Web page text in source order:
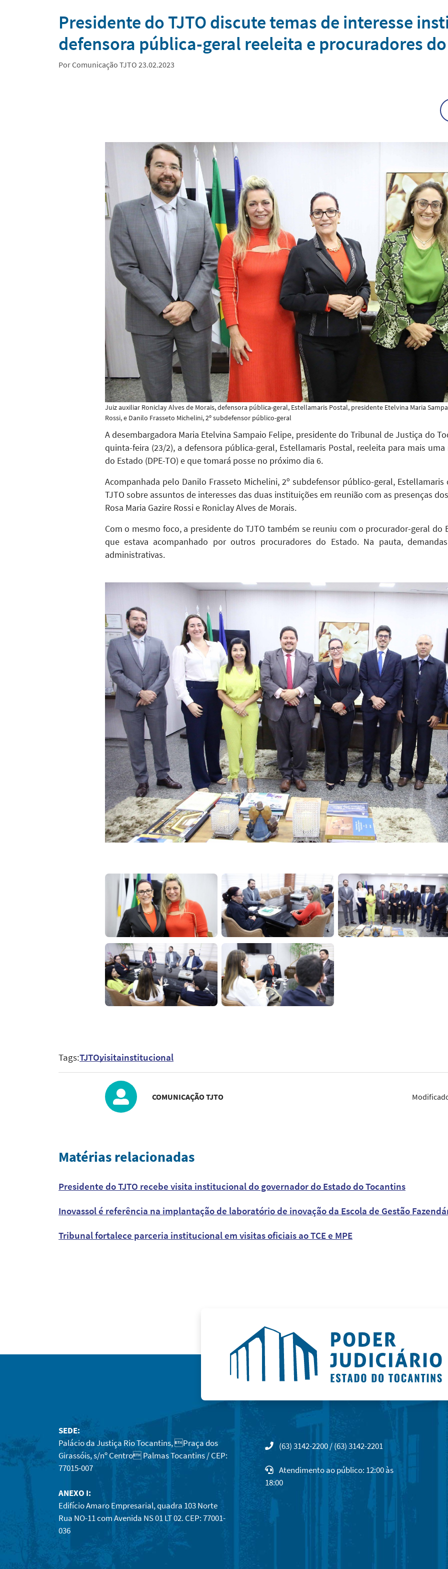
Notícias
Presidente do TJTO discute temas de interesse
defensora pública-geral reeleita e procuradores
Por Comunicação TJTO 23.02.2023
Juiz auxiliar Roniclay Alves de Morais, defensora pública-geral, Estellamaris Postal, presidente Etelvina Maria
Rossi, e Danilo Frasseto Michelini, 2º subdefensor público-geral
A desembargadora Maria Etelvina Sampaio Felipe, presidente do Tribunal de Justiça do
quinta-feira (23/2), a defensora pública-geral, Estellamaris Postal, reeleita para mais
do Estado (DPE-TO) e que tomará posse no próximo dia 6.
Acompanhada pelo Danilo Frasseto Michelini, 2º subdefensor público-geral,
TJTO sobre assuntos de interesses das duas instituições em reunião com as presenças
Rosa Maria Gazire Rossi e Roniclay Alves de Morais.
Com o mesmo foco, a presidente do TJTO também se reuniu com o procurador-geral do
que estava acompanhado por outros procuradores do Estado. Na pauta,
administrativas.
Tags:TJTOvisitainstitucional
COMUNICAÇÃO TJTO
Matérias relacionadas
Presidente do TJTO recebe visita institucional do governador do Estado do Tocantins
Inovassol é referência na implantação de laboratório de inovação da Escola de Gestão
Tribunal fortalece parceria institucional em visitas oficiais ao TCE e MPE
SEDE:
Palácio da Justiça Rio Tocantins, Praça dos
Girassóis, s/nº Centro Palmas Tocantins / CEP:
77015-007
ANEXO I:
Edifício Amaro Empresarial, quadra 103 Norte
Rua NO-11 com Avenida NS 01 LT 02. CEP: 77001-
036
(63) 3142-2200 / (63) 3142-2201
Atendimento ao público: 12:00 às
18:00